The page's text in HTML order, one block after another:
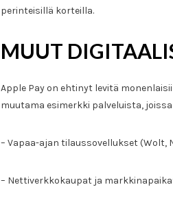
perinteisillä korteilla.
MUUT
Apple Pay on ehtinyt levitä
muutama esimerkki palveluista,
– Vapaa-ajan tilaussovellukset (Wolt,
– Nettiverkkokaupat ja